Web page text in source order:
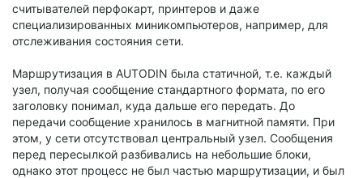
считывателей перфокарт, принтеров и даже
специализированных миникомпьютеров, например, для
отслеживания состояния сети.
Маршрутизация в AUTODIN была статичной, т.е. каждый
узел, получая сообщение стандартного формата, по его
заголовку понимал, куда дальше его передать. До
передачи сообщение хранилось в магнитной памяти. При
этом, у сети отсутствовал центральный узел. Сообщения
перед пересылкой разбивались на небольшие блоки,
однако этот процесс не был частью маршрутизации, и был